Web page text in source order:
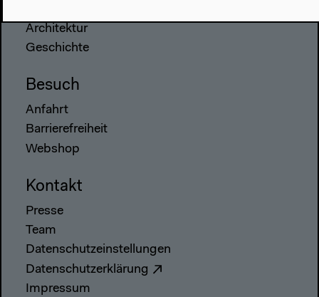
Architektur
Geschichte
Besuch
Anfahrt
Barrierefreiheit
Webshop
Kontakt
Presse
Team
Datenschutzeinstellungen
Datenschutzerklärung
Impressum